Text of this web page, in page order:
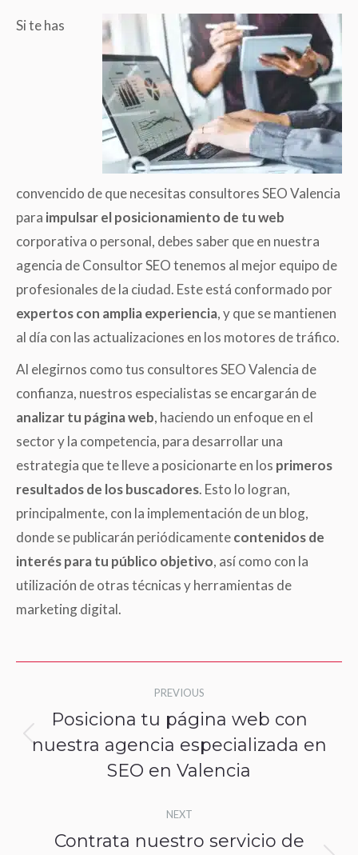
Si te has
convencido de que necesitas consultores SEO Valencia
para impulsar el posicionamiento de tu web
corporativa o personal, debes saber que en nuestra
agencia de Consultor SEO tenemos al mejor equipo de
profesionales de la ciudad. Este está conformado por
expertos con amplia experiencia, y que se mantienen
al día con las actualizaciones en los motores de tráfico.
Al elegirnos como tus consultores SEO Valencia de
confianza, nuestros especialistas se encargarán de
analizar tu página web, haciendo un enfoque en el
sector y la competencia, para desarrollar una
estrategia que te lleve a posicionarte en los primeros
resultados de los buscadores. Esto lo logran,
principalmente, con la implementación de un blog,
donde se publicarán periódicamentecontenidos de
interés para tu público objetivo, así como con la
utilización de otras técnicas y herramientas de
marketing digital.
navigation
PREVIOUS
Previous
post:
Posiciona tu página web con
nuestra agencia especializada en
SEO en Valencia
NEXT
Contrata nuestro servicio de